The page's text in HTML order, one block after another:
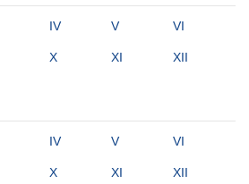
IV V VI
X XI XII
IV V VI
X XI XII